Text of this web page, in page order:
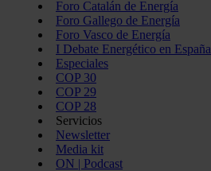
Foro Catalán de Energía
Foro Gallego de Energía
Foro Vasco de Energía
I Debate Energético en España
Especiales
COP 30
COP 29
COP 28
Servicios
Newsletter
Media kit
ON | Podcast